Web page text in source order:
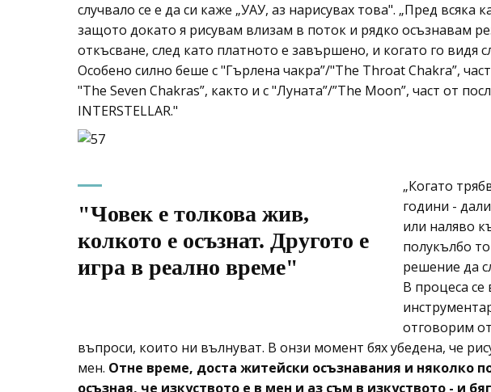
случвало се е да си каже „УАУ, аз нарисувах това". „Пред всяка
защото докато я рисувам влизам в поток и рядко осъзнавам
откъсване, след като платното е завършено, и когато го видя
Особено силно беше с "Гърлена чакра”/"The Throat Chakra”,
"The Seven Chakras”, както и с "Луната”/”The Moon”, част от
INTERSTELLAR."
"Човек е толкова жив,
колкото е осъзнат. Другото е
игра в реално време"
„Когато
години -
или наляво
полукълбо
решение да
В процеса се
отговорим
въпроси, които ни вълнуват. В онзи момент бях убедена, че
мен. Отне време, доста житейски осъзнавания и няколко
осъзная, че изкуството е в мен и аз съм в изкуството - и